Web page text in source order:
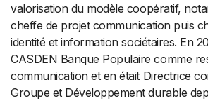
valorisation du modèle coopératif,
cheffe de projet communication puis
identité et information sociétaires. En
CASDEN Banque Populaire comme
communication et en était Directrice
Groupe et Développement durable